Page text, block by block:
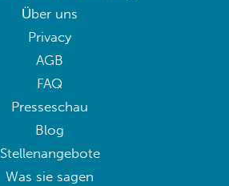
Über uns
Privacy
AGB
FAQ
Presseschau
Blog
Stellenangebote
Was sie sagen